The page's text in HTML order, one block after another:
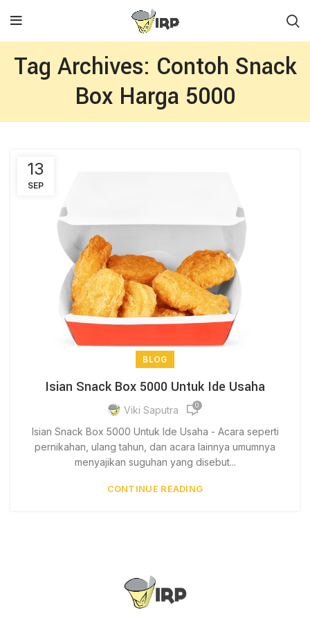
Tag Archives: Contoh Snack
Box Harga 5000
13
SEP
BLOG
Isian Snack Box 5000 Untuk Ide Usaha
Viki Saputra 0
Isian Snack Box 5000 Untuk Ide Usaha - Acara seperti
pernikahan, ulang tahun, dan acara lainnya umumnya
menyajikan suguhan yang disebut...
CONTINUE READING